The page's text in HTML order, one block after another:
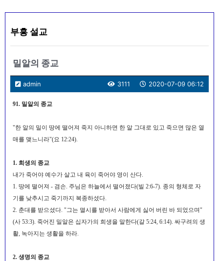
부흥 설교
밀알의 종교
admin 2020-07-09 06:12
3111
91. 밀알의 종교
"한 알의 밀이 땅에 떨어져 죽지 아니하면 한 알 그대로 있고 죽으면 많은 열
매를 맺느니라"(요 12:24).
1. 희생의 종교
내가 죽어야 예수가 살고 내 육이 죽어야 영이 산다.
1. 땅에 떨어져 - 겸손. 주님은 하늘에서 떨어졌다(빌 2:6-7). 종의 형체로 자
기를 낮추시고 죽기까지 복종하셨다.
2. 춘대를 받으셨다. "그는 멸시를 받아서 사람에게 싫어 버린 바 되었으며"
(사 53:3). 죽어진 밀알은 십자가의 희생을 말한다(갈 5:24, 6:14). 싸구려의 생
활, 녹아지는 생활을 하라.
2. 생명의 종교